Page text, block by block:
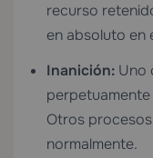
recurso
en absoluto en
Inanición: Uno
Otros
normalmente.